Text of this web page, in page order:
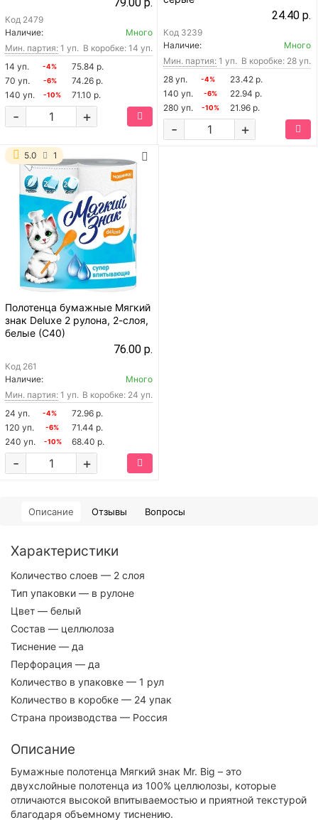
Код 2479
Наличие:
Много
Мин. партия: 1 уп. В коробке: 14 уп.
14 уп.
-4%
75.84 р.
70 уп.
-6%
74.26 р.
140 уп.
-10% 71.10 р.
+
-
24.40 р.
Код 3239
Наличие:
Много
Мин. партия: 1 уп. В коробке: 28 уп.
28 уп.
-4%
23.42 р.
140 уп.
-6%
22.94 р.
280 уп.
-10% 21.96 р.
+
-
5.0 1
Полотенца бумажные Мягкий
знак Deluxe 2 рулона, 2-слоя,
белые (С40)
76.00 р.
Код 261
Наличие:
Много
Мин. партия: 1 уп. В коробке: 24 уп.
24 уп.
-4%
72.96 р.
120 уп.
-6%
71.44 р.
240 уп.
-10% 68.40 р.
+
-
Описание Отзывы Вопросы
Характеристики
Количество слоев — 2 слоя
Тип упаковки — в рулоне
Цвет — белый
Состав — целлюлоза
Тиснение — да
Перфорация — да
Количество в упаковке — 1 рул
Количество в коробке — 24 упак
Страна производства — Россия
Описание
Бумажные полотенца Мягкий знак Mr. Big – это
двухслойные полотенца из 100% целлюлозы, которые
отличаются высокой впитываемостью и приятной текстурой
благодаря объемному тиснению.